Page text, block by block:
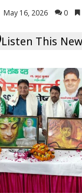
May 16, 2026 0
Listen This